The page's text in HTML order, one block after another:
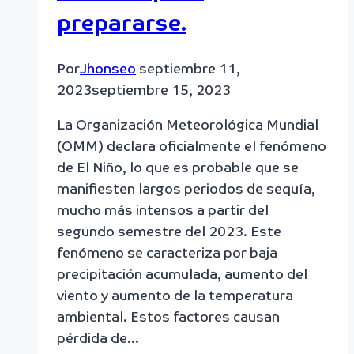
prepararse.
PorJhonseo septiembre 11,
2023septiembre 15, 2023
La Organización Meteorológica Mundial
(OMM) declara oficialmente el fenómeno
de El Niño, lo que es probable que se
manifiesten largos periodos de sequía,
mucho más intensos a partir del
segundo semestre del 2023. Este
fenómeno se caracteriza por baja
precipitación acumulada, aumento del
viento y aumento de la temperatura
ambiental. Estos factores causan
pérdida de…